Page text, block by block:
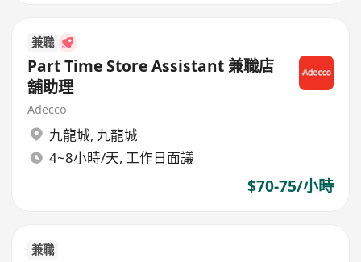
兼職
Part Time Store Assistant 兼職店
舖助理
Adecco
九龍城, 九龍城
4~8小時/天, 工作日面議
$70-75/小時
兼職